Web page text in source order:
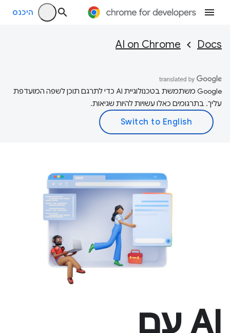
היכנס
Docs
AI on Chrome
‫Google משתמשת בטכנולוגיית AI כדי לתרגם תוכן לשפה המועדפת
עליך. בתרגומים כאלו עשויות להיות שגיאות.
‫AI עם